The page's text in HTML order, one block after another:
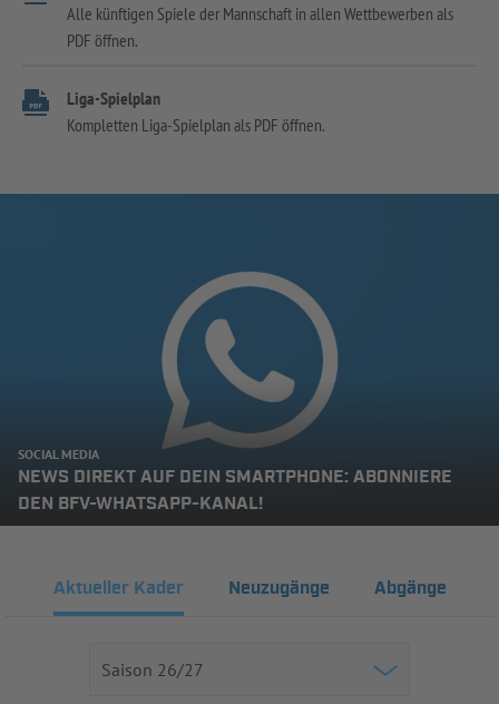
Alle künftigen Spiele der Mannschaft in allen Wettbewerben als
PDF öffnen.
Liga-Spielplan
Kompletten Liga-Spielplan als PDF öffnen.
SOCIAL MEDIA
NEWS DIREKT AUF DEIN SMARTPHONE: ABONNIERE
DEN BFV-WHATSAPP-KANAL!
Aktueller Kader Neuzugänge Abgänge